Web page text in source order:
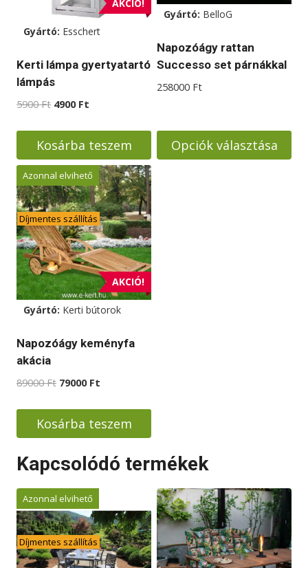
AKCIÓ!
Gyártó: Esschert
Kerti lámpa gyertyatartó
lámpás
5900Ft Original
was:
5900 Ft.
4900 Ft
is:
4900 Ft.
Kosárba teszem
Gyártó: BelloG
Napozóágy rattan
Successo set párnákkal
258000 Ft
Opciók választása
AKCIÓ!
Azonnal elvihető
Díjmentes szállítás
Gyártó: Kerti bútorok
Napozóágy keményfa
akácia
89000Ft Original
was:
89000 Ft.
79000 Ft
is:
79000 Ft.
Kosárba teszem
Kapcsolódó termékek
Azonnal elvihető
Díjmentes szállítás